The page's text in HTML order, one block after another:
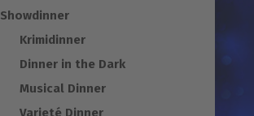
Showdinner
Krimidinner
Dinner in the Dark
Musical Dinner
Varieté Dinner